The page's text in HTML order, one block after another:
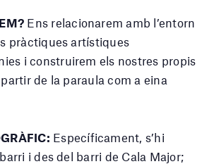
Ens relacionarem amb l’entorn
pràctiques artístiques
i construirem els nostres propis
de la paraula com a eina
Específicament, s’hi
i des del barri de Cala Major;